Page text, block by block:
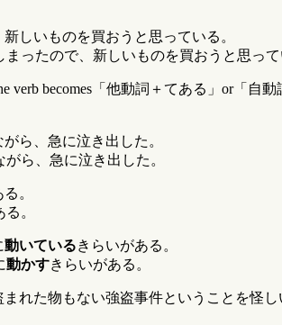
しいものを買おうと思っている。
ったので、新しいものを買おうと思って
verb becomes「他動詞＋てある」or「自
がら、急に泣き出した。
がら、急に泣き出した。
。
。
動いているきらいがある。
動かすきらいがある。
まれた物もない強盗事件ということを怪